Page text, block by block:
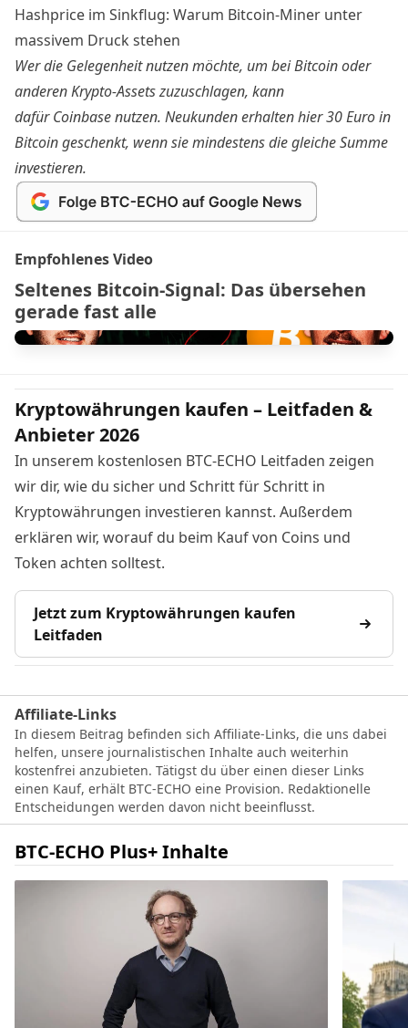
Hashprice im Sinkflug: Warum Bitcoin-Miner unter
massivem Druck stehen
Wer die Gelegenheit nutzen möchte, um bei Bitcoin oder
anderen Krypto-Assets zuzuschlagen, kann
dafürCoinbasenutzen. Neukunden erhalten hier30 Euro in
Bitcoingeschenkt, wenn sie mindestens die gleiche Summe
investieren.
Empfohlenes Video
Seltenes Bitcoin-Signal: Das übersehen
gerade fast alle
Kryptowährungen kaufen – Leitfaden &
Anbieter 2026
In unserem kostenlosen BTC-ECHO Leitfaden zeigen
wir dir, wie du sicher und Schritt für Schritt in
Kryptowährungen investieren kannst. Außerdem
erklären wir, worauf du beim Kauf von Coins und
Token achten solltest.
Jetzt zum Kryptowährungen kaufen
Leitfaden
Affiliate-Links
In diesem Beitrag befinden sich Affiliate-Links, die uns dabei
helfen, unsere journalistischen Inhalte auch weiterhin
kostenfrei anzubieten. Tätigst du über einen dieser Links
einen Kauf, erhält BTC-ECHO eine Provision. Redaktionelle
Entscheidungen werden davon nicht beeinflusst.
BTC-ECHO Plus+ Inhalte